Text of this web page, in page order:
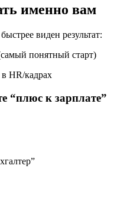
именно вам
виден результат:
понятный старт)
HR/кадрах
“плюс к зарплате”